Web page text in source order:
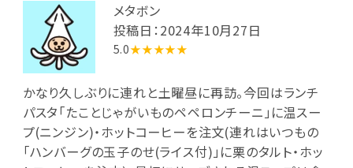
メタボン
投稿日：2024年10月27日
5.0★★★★★
かなり久しぶりに連れと土曜昼に再訪。今回はランチ
パスタ「たことじゃがいものペペロンチーニ」に温スー
プ(ニンジン)・ホットコーヒーを注文(連れはいつもの
「ハンバーグの玉子のせ(ライス付)」に栗のタルト・ホッ